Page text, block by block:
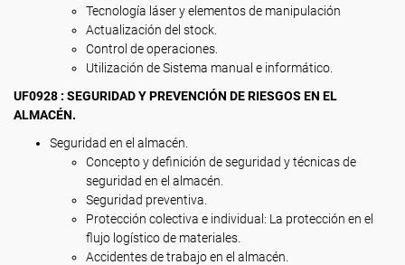
Tecnología láser y elementos de manipulación
Actualización del stock.
Control de operaciones.
Utilización de Sistema manual e informático.
UF0928 : SEGURIDAD Y PREVENCIÓN DE RIESGOS EN EL
ALMACÉN.
Seguridad en el almacén.
Concepto y definición de seguridad y técnicas de
seguridad en el almacén.
Seguridad preventiva.
Protección colectiva e individual: La protección en el
flujo logístico de materiales.
Accidentes de trabajo en el almacén.